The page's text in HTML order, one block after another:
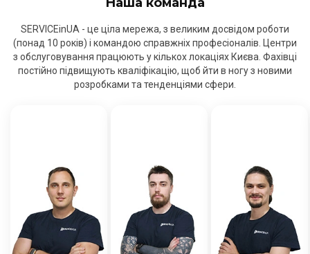
SERVICEinUA - це ціла мережа, з великим досвідом роботи
(понад 10 років) і командою справжніх професіоналів. Центри
з обслуговування працюють у кількох локаціях Києва. Фахівці
постійно підвищують кваліфікацію, щоб йти в ногу з новими
розробками та тенденціями сфери.